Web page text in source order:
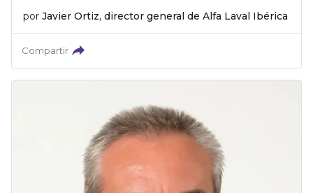
por Javier Ortiz, director general de Alfa Laval Ibérica
Compartir